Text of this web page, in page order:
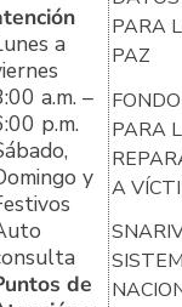
a
a.m. –
p.m.
y
de
PARA
PAZ
FONDO
PARA
A